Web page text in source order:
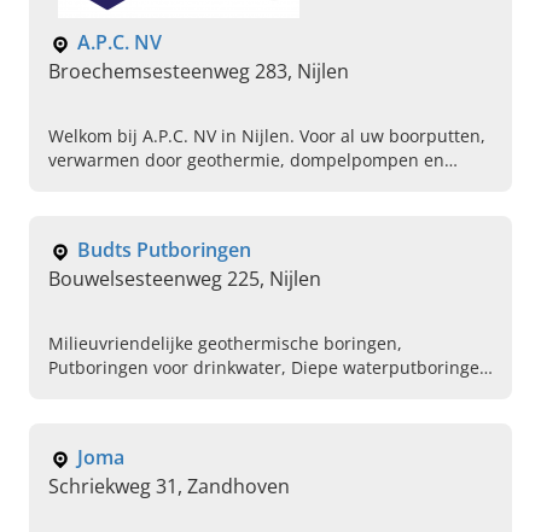
A.P.C. NV
Broechemsesteenweg 283, Nijlen
Welkom bij A.P.C. NV in Nijlen. Voor al uw boorputten,
verwarmen door geothermie, dompelpompen en
Budts Putboringen
Bouwelsesteenweg 225, Nijlen
Milieuvriendelijke geothermische boringen,
Putboringen voor drinkwater, Diepe waterputboringen
Grondig onderzoek van putten
Joma
Schriekweg 31, Zandhoven